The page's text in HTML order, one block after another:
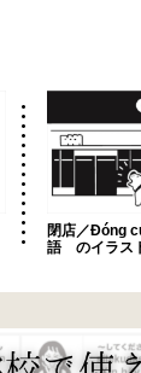
閉店／Đóng
語 のイラス